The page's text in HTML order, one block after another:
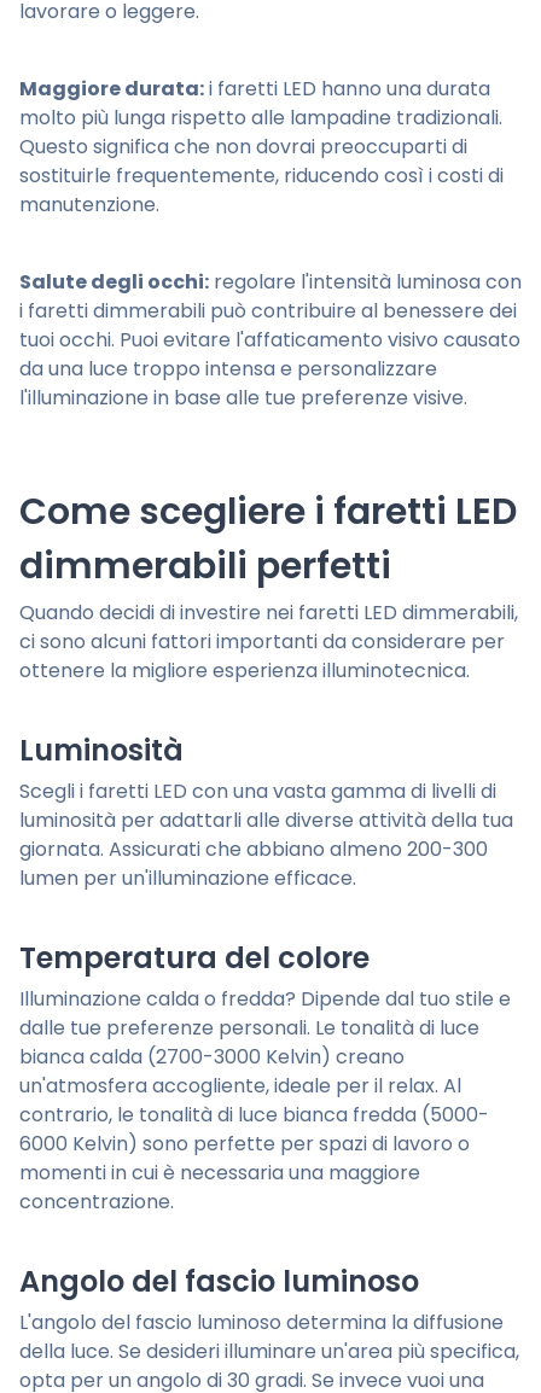
lavorare o leggere.
Maggiore durata:i faretti LED hanno una durata
molto più lunga rispetto alle lampadine tradizionali.
Questo significa che non dovrai preoccuparti di
sostituirle frequentemente, riducendo così i costi di
manutenzione.
Salute degli occhi: regolare l'intensità luminosa con
i faretti dimmerabili può contribuire al benessere dei
tuoi occhi. Puoi evitare l'affaticamento visivo causato
da una luce troppo intensa e personalizzare
l'illuminazione in base alle tue preferenze visive.
Come scegliere i faretti LED
dimmerabili perfetti
Quando decidi di investire nei faretti LED dimmerabili,
ci sono alcuni fattori importanti da considerare per
ottenere la migliore esperienza illuminotecnica.
Luminosità
Scegli i faretti LED con una vasta gamma di livelli di
luminosità per adattarli alle diverse attività della tua
giornata. Assicurati che abbiano almeno 200-300
lumen per un'illuminazione efficace.
Temperatura del colore
Illuminazione calda o fredda? Dipende dal tuo stile e
dalle tue preferenze personali. Le tonalità di luce
bianca calda (2700-3000 Kelvin) creano
un'atmosfera accogliente, ideale per il relax. Al
contrario, le tonalità di luce bianca fredda (5000-
6000 Kelvin) sono perfette per spazi di lavoro o
momenti in cui è necessaria una maggiore
concentrazione.
Angolo del fascio luminoso
L'angolo del fascio luminoso determina la diffusione
della luce. Se desideri illuminare un'area più specifica,
opta per un angolo di 30 gradi. Se invece vuoi una